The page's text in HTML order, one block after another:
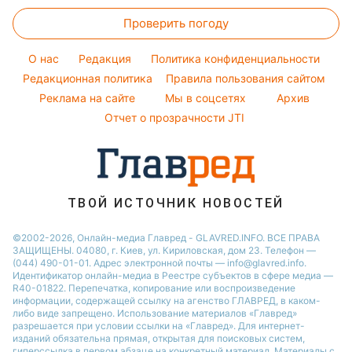
Ани Лорак
Алла Пугачева
Максим Галкин
Настя Каменских
Праздничное меню
Стирка
Комнатные растения
Курс валют
Магнитные бури
Погода на сегодня
Погода на завтра
Пылевая буря
Проверить погоду
O нас Редакция
Политика конфиденциальности
Редакционная политика
Правила пользования сайтом
Реклама на сайте
Мы в соцсетях
Архив
Отчет о прозрачности JTI
ТВОЙ ИСТОЧНИК НОВОСТЕЙ
©2002-2026, Онлайн-медиа Главред - GLAVRED.INFO. ВСЕ ПРАВА
ЗАЩИЩЕНЫ. 04080, г. Киев, ул. Кириловская, дом 23. Телефон —
(044) 490-01-01. Адрес электронной почты — info@glavred.info.
Идентификатор онлайн-медиа в Реестре cубъектов в сфере медиа —
R40-01822. Перепечатка, копирование или воспроизведение
информации, содержащей ссылку на агенство ГЛАВРЕД, в каком-
либо виде запрещено. Использование материалов «Главред»
разрешается при условии ссылки на «Главред». Для интернет-
изданий обязательна прямая, открытая для поисковых систем,